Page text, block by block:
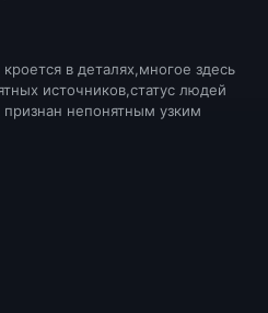
в деталях,многое здесь
источников,статус людей
непонятным узким